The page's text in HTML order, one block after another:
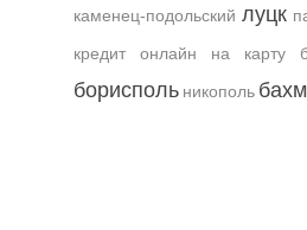
каменец-подольский луцк
кредит онлайн на карту
борисполь никополь